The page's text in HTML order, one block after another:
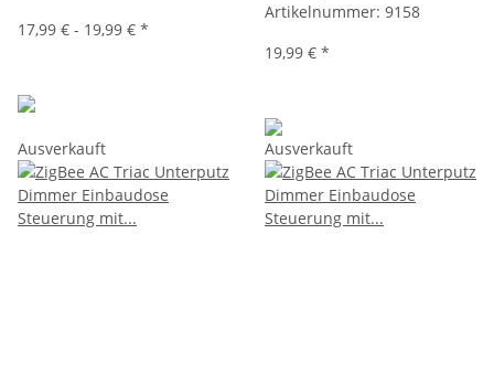
17,99 € - 19,99 € *
Artikelnummer: 9158
19,99 € *
Ausverkauft Ausverkauft